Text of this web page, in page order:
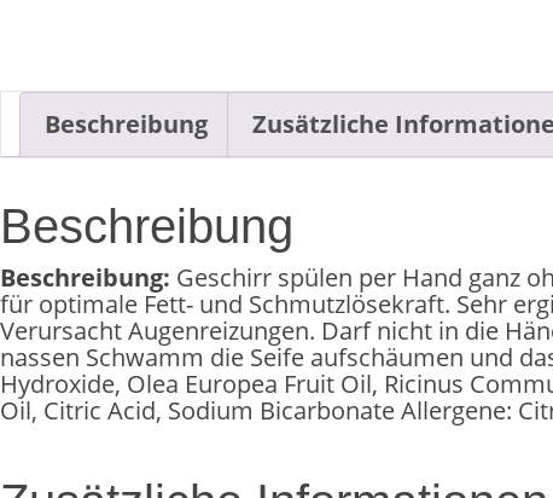
Beschreibung Zusätzliche
Beschreibung
Beschreibung: Geschirr spülen per Hand ganz
für optimale Fett- und Schmutzlösekraft. Sehr
Verursacht Augenreizungen. Darf nicht in die
nassen Schwamm die Seife aufschäumen und
Hydroxide, Olea Europea Fruit Oil, Ricinus
Oil, Citric Acid, Sodium Bicarbonate Allergene: